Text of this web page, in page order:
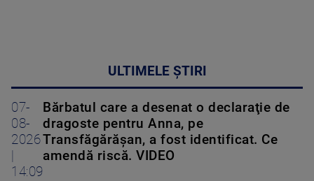
ULTIMELE ȘTIRI
07-
08-
2026
14:09
Bărbatul care a desenat o declaraţie de
dragoste pentru Anna, pe
Transfăgărăşan, a fost identificat. Ce
amendă riscă. VIDEO